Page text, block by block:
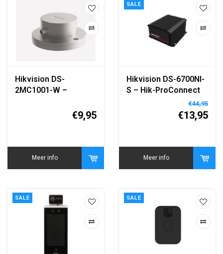
Hikvision DS-
2MC1001-W –
Akoestische Sensor
€9,95
Meer info
SALE
Hikvision DS-6700NI-
S – Hik-ProConnect
Cloud Storage Box€44,95
€13,95
Meer info
SALE SALE